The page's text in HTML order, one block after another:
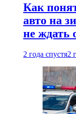
Как
авто на
не ждать
2 года спустя2